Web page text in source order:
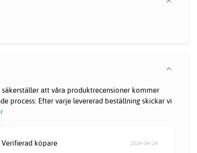
att våra produktrecensioner kommer
process: Efter varje levererad beställning skickar vi
Verifierad köpare 2024-04-24